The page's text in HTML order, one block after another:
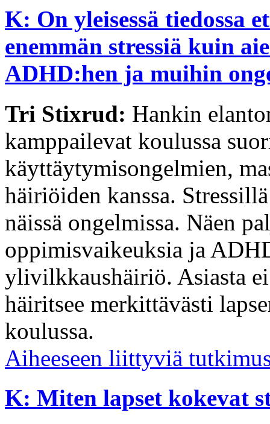
K: On yleisessä tiedossa
enemmän stressiä kuin
ADHD:hen ja muihin
Tri Stixrud: Hankin
kamppailevat koulussa
käyttäytymisongelmien,
häiriöiden kanssa.
näissä ongelmissa. Näen
oppimisvaikeuksia ja
ylivilkkaushäiriö. Asiasta
häiritsee merkittävästi
koulussa.
Aiheeseen liittyviä
K: Miten lapset kokevat